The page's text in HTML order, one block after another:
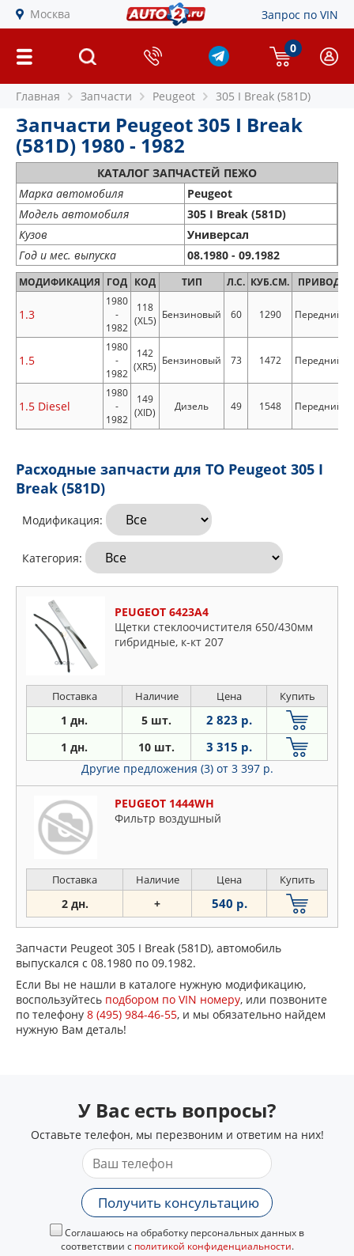
Москва Запрос по VIN
0
Главная Запчасти Peugeot 305 I Break (581D)
Запчасти Peugeot 305 I Break
(581D) 1980 - 1982
КАТАЛОГ ЗАПЧАСТЕЙ ПЕЖО
Марка автомобиля
Peugeot
Модель автомобиля
305 I Break (581D)
Кузов
Универсал
Год и мес. выпуска
08.1980 - 09.1982
МОДИФИКАЦИЯ ГОД КОД ТИП Л.С. КУБ.СМ. ПРИВОД
1.3
1980
-
1982
118
(XL5) Бензиновый 60 1290 Передний
1.5
1980
-
1982
142
(XR5) Бензиновый 73 1472 Передний
1.5 Diesel
1980
-
1982
149
(XID)
Дизель 49 1548 Передний
Расходные запчасти для ТО Peugeot 305 I
Break (581D)
Модификация:
Категория:
PEUGEOT 6423A4
Щетки стеклоочистителя 650/430мм
гибридные, к-кт 207
Поставка Наличие Цена Купить
1 дн. 5 шт. 2 823 р.
1 дн. 10 шт. 3 315 р.
Другие предложения (3) от 3 397 р.
PEUGEOT 1444WH
Фильтр воздушный
Поставка Наличие Цена Купить
2 дн. + 540 р.
Запчасти Peugeot 305 I Break (581D), автомобиль
выпускался с 08.1980 по 09.1982.
Если Вы не нашли в каталоге нужную модификацию,
воспользуйтесь подбором по VIN номеру, или позвоните
по телефону 8 (495) 984-46-55, и мы обязательно найдем
нужную Вам деталь!
У Вас есть вопросы?
Оставьте телефон, мы перезвоним и ответим на них!
Получить консультацию
Соглашаюсь на обработку персональных данных в
соответствии с политикой конфиденциальности.